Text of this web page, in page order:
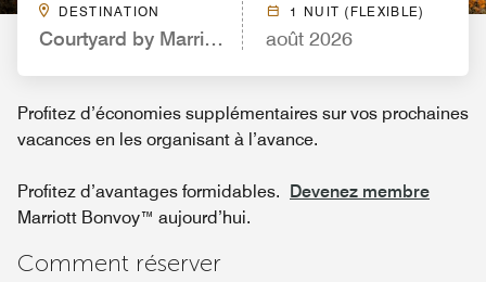
DESTINATION
Courtyard by Marriott Los Angeles LAX/Hawthorne
1 NUIT (FLEXIBLE)
août 2026
Profitez d’économies supplémentaires sur vos prochaines
vacances en les organisant à l’avance.
Profitez d’avantages formidables. Devenez membre
Marriott Bonvoy™ aujourd’hui.
Comment réserver